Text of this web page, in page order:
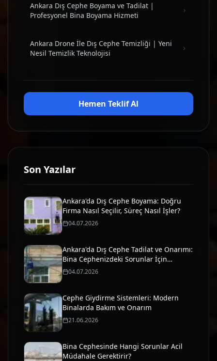
Ankara Dış Cephe Boyama ve Tadilat |
Profesyonel Bina Boyama Hizmeti
Ankara Drone İle Dış Cephe Temizliği | Yeni
Nesil Temizlik Teknolojisi
Hemen Teklif Al
Son Yazılar
Ankara'da Dış Cephe Boyama: Doğru
Firma Nasıl Seçilir, Süreç Nasıl İşler?
04.07.2026
Ankara'da Dış Cephe Tadilat ve Onarımı:
Bina Cephenizdeki Sorunlar İçin
Profesyonel Çözümler
04.07.2026
Cephe Giydirme Sistemleri: Modern
Binalarda Bakım ve Onarım
21.06.2026
Bina Cephesinde Hangi Sorunlar Acil
Müdahale Gerektirir?